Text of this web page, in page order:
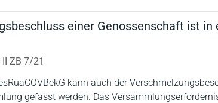
einer Genossenschaft ist
II ZB 7/21
kann auch der
gefasst werden. Das